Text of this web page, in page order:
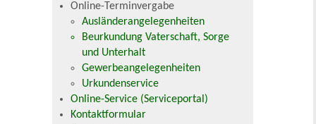
Online-Terminvergabe
Ausländerangelegenheiten
Beurkundung Vaterschaft, Sorge
und Unterhalt
Gewerbeangelegenheiten
Urkundenservice
Online-Service (Serviceportal)
Kontaktformular